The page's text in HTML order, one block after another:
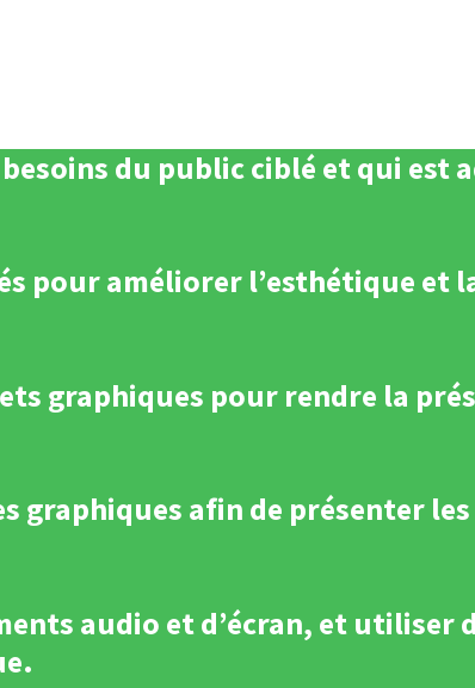
du public ciblé et qui est
pour améliorer l’esthétique et
graphiques pour rendre la
graphiques afin de présenter les
audio et d’écran, et utiliser